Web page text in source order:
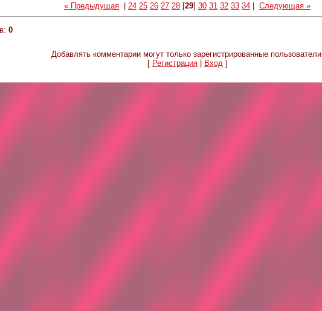
« Предыдущая 24 25 26 27 28 [29] 30 31 32 33 34 Следующая »
: 0
Добавлять комментарии могут только зарегистрированные пользователи.
[ Регистрация| Вход ]